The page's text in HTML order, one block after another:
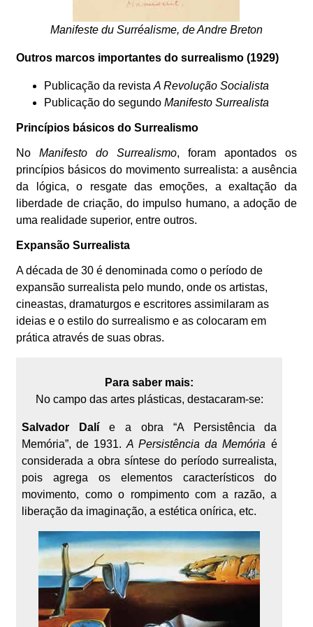
Manifeste du Surréalisme, de Andre Breton
Outros marcos importantes do surrealismo (1929)
Publicação da revistaA Revolução Socialista
Publicação do segundoManifesto Surrealista
Princípios básicos do Surrealismo
NoManifesto do Surrealismo, foram apontados os
princípios básicos do movimento surrealista: a ausência
da lógica, o resgate das emoções, a exaltação da
liberdade de criação, do impulso humano, a adoção de
uma realidade superior, entre outros.
Expansão Surrealista
A década de 30 é denominada como o período de
expansão surrealista pelo mundo, onde os artistas,
cineastas, dramaturgos e escritores assimilaram as
ideias e o estilo do surrealismo e as colocaram em
prática através de suas obras.
Para saber mais:
No campo das artes plásticas, destacaram-se:
Salvador Dalí e a obra “A Persistência da
Memória”, de 1931.A Persistência da Memória é
considerada a obra síntese do período surrealista,
pois agrega os elementos característicos do
movimento, como o rompimento com a razão, a
liberação da imaginação, a estética onírica, etc.